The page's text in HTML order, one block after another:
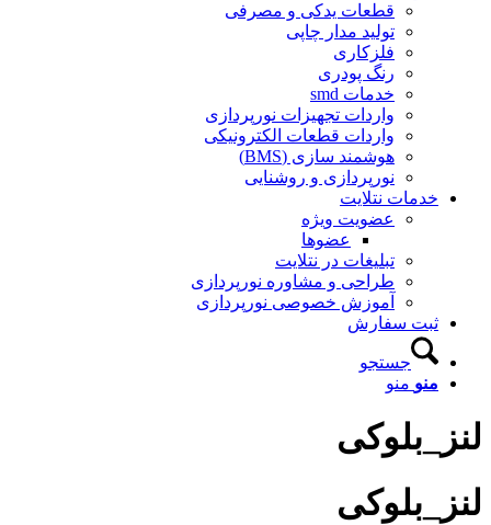
قطعات یدکی و مصرفی
تولید مدار چاپی
فلزکاری
رنگ پودری
خدمات smd
واردات تجهیزات نورپردازی
واردات قطعات الکترونیکی
هوشمند سازی (BMS)
نورپردازی و روشنایی
خدمات نتلایت
عضویت ویژه
عضوها
تبلیغات در نتلایت
طراحی و مشاوره نورپردازی
آموزش خصوصی نورپردازی
ثبت سفارش
جستجو
منو منو
لنز_بلوکی
لنز_بلوکی